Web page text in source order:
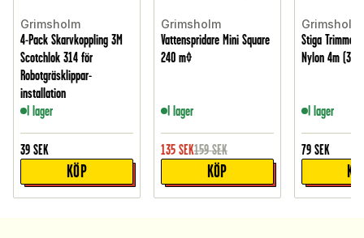
Grimsholm
4-Pack Skarvkoppling 3M
Scotchlok 314 för
Robotgräsklippar-
installation
I lager
39 SEK
KÖP
Grimsholm
Vattenspridare Mini Square
240 m²
I lager
135 SEK159 SEK
KÖP
Grimsholm
Stiga
Nylon 4m (3-
I lager
79 SEK